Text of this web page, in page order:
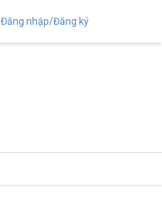
Đăng nhập/Đăng ký